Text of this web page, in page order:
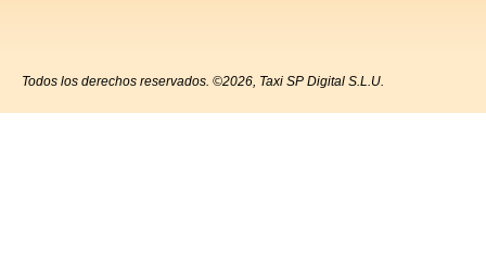
Todos los derechos reservados. ©2026, Taxi SP Digital S.L.U.